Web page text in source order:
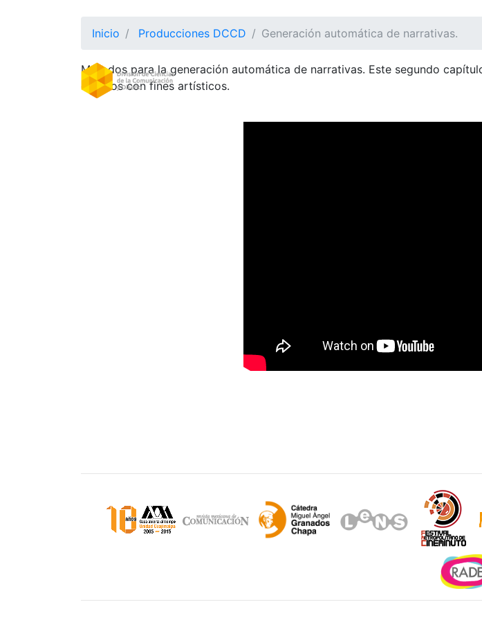
DIVISION OFERTA EDUCATIVA
Inicio Producciones DCCD Generación automática de narrativas.
Métodos para la generación automática de narrativas. Este segundo
creados con fines artísticos.